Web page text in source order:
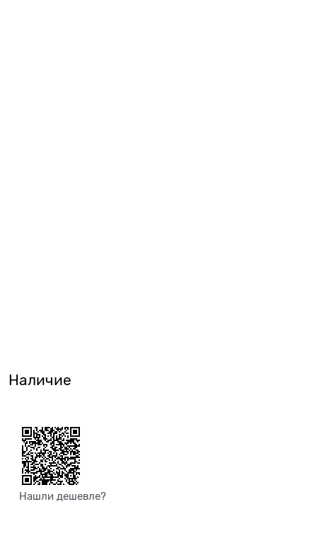
Наличие
Нашли дешевле?